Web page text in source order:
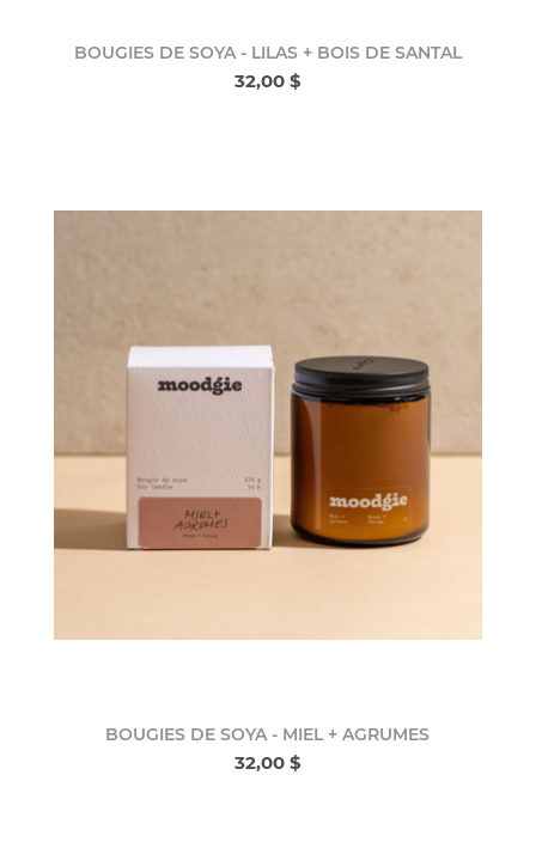
BOUGIES DE SOYA - LILAS + BOIS DE SANTAL
32,00 $
BOUGIES DE SOYA - MIEL + AGRUMES
32,00 $